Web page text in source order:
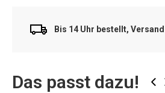
Bis 14 Uhr bestellt,
Das passt dazu! ‹